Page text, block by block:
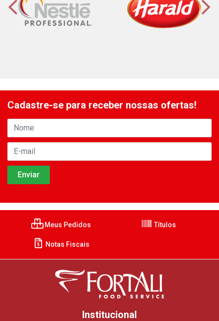
Cadastre-se para receber nossas ofertas!
Meus Pedidos Títulos
Notas Fiscais
Institucional